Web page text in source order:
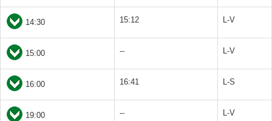
14:30 15:12 L-V
15:00 -- L-V
16:00 16:41 L-S
19:00 -- L-V